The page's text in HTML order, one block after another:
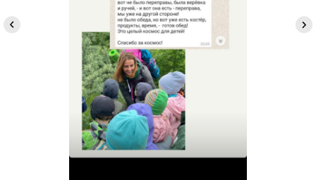
Так же у нас есть
другие походы